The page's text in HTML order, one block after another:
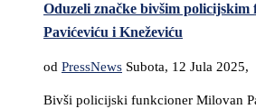
Oduzeli značke bivšim policijskim
Pavićeviću i Kneževiću
od PressNews Subota, 12 Jula 2025,
Bivši policijski funkcioner Milovan